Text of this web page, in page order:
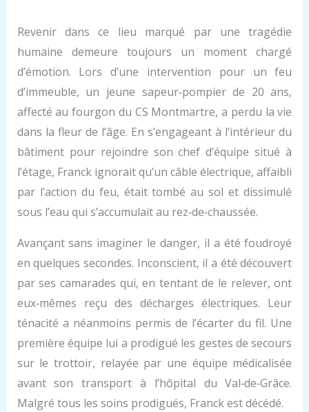
Revenir dans ce lieu marqué par une tragédie
humaine demeure toujours un moment chargé
d’émotion. Lors d’une intervention pour un feu
d’immeuble, un jeune sapeur‑pompier de 20 ans,
affecté au fourgon du CS Montmartre, a perdu la vie
dans la fleur de l’âge. En s’engageant à l’intérieur du
bâtiment pour rejoindre son chef d’équipe situé à
l’étage, Franck ignorait qu’un câble électrique, affaibli
par l’action du feu, était tombé au sol et dissimulé
sous l’eau qui s’accumulait au rez‑de‑chaussée.
Avançant sans imaginer le danger, il a été foudroyé
en quelques secondes. Inconscient, il a été découvert
par ses camarades qui, en tentant de le relever, ont
eux‑mêmes reçu des décharges électriques. Leur
ténacité a néanmoins permis de l’écarter du fil. Une
première équipe lui a prodigué les gestes de secours
sur le trottoir, relayée par une équipe médicalisée
avant son transport à l’hôpital du Val‑de‑Grâce.
Malgré tous les soins prodigués, Franck est décédé.